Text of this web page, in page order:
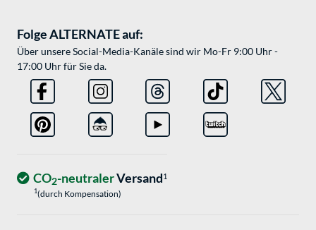
Folge ALTERNATE auf:
Über unsere Social-Media-Kanäle sind wir Mo-Fr 9:00 Uhr -
17:00 Uhr für Sie da.
CO2-neutralerVersand1
1(durch Kompensation)